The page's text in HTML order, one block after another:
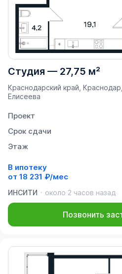
Студия — 27,75 м²
Краснодарский край,
Елисеева
Проект
Срок сдачи
Этаж
В ипотеку
от 18 231 ₽/мес
ИНСИТИ
около 2 часов назад
Позвонить